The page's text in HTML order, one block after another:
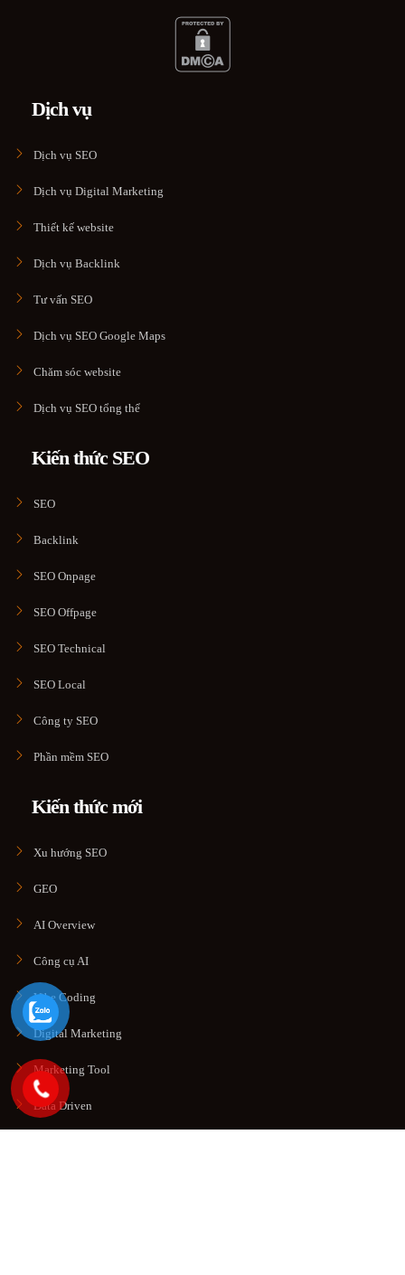
Dịch vụ
Dịch vụ SEO
Dịch vụ Digital Marketing
Thiết kế website
Dịch vụ Backlink
Tư vấn SEO
Dịch vụ SEO Google Maps
Chăm sóc website
Dịch vụ SEO tổng thể
Kiến thức SEO
SEO
Backlink
SEO Onpage
SEO Offpage
SEO Technical
SEO Local
Công ty SEO
Phần mềm SEO
Kiến thức mới
Xu hướng SEO
GEO
AI Overview
Công cụ AI
Vibe Coding
Digital Marketing
Marketing Tool
Data Driven